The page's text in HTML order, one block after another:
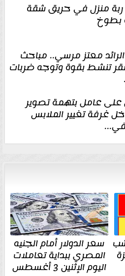
منزل في حريق شقة
بطوخ
الرائد معتز مرسي.. مباحث
تنشط بقوة وتوجه ضربات
عامل بتهمة تصوير
غرفة تغيير الملابس
سعر الدولار أمام الجنيه
المصري ببداية تعاملات
اليوم الإثنين 3 أغسطس